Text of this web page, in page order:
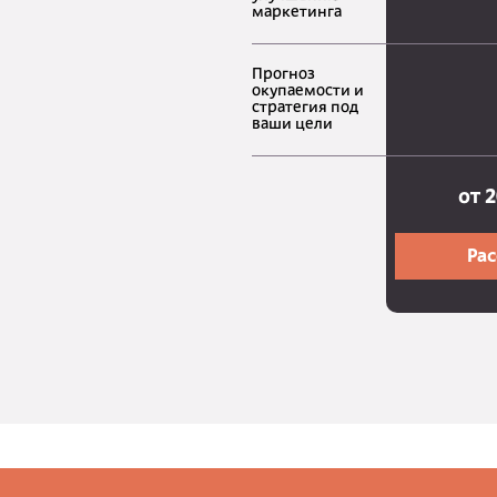
маркетинга
Прогноз
окупаемости и
стратегия под
ваши цели
от